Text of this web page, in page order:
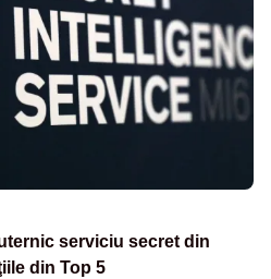
serviciu secret din
din Top 5